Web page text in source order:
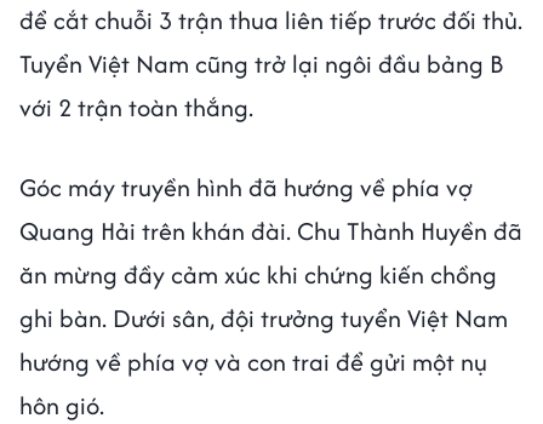
để cắt chuỗi 3 trận thua liên tiếp trước đối thủ.
Tuyển Việt Nam cũng trở lại ngôi đầu bảng B
với 2 trận toàn thắng.
Góc máy truyền hình đã hướng về phía vợ
Quang Hải trên khán đài. Chu Thành Huyền đã
ăn mừng đầy cảm xúc khi chứng kiến chồng
ghi bàn. Dưới sân, đội trưởng tuyển Việt Nam
hướng về phía vợ và con trai để gửi một nụ
hôn gió.